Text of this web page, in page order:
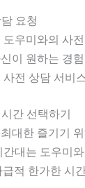
요청
도우미와의 사
이 원하는 경
사전 상담 서비
간 선택하기
대한 즐기기
간대는 도우미
급적 한가한 시